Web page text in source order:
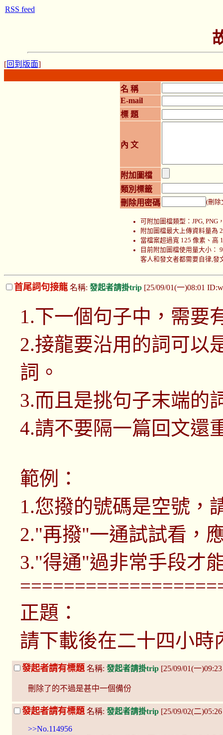
[回到版面]
名 稱
E-mail
標 題
內 文
附加圖檔
類別標籤
刪除用密碼
(刪除
可附加圖檔類型：JPG, PNG
附加圖檔最大上傳資料量為
當檔案超過寬 125 像素、高
目前附加圖檔使用量大小：
客人和發文者都需要自律,發
首尾詞句接龍 名稱: 發起者請掛trip [25/09/01(一)08:01
1.下一個句子中，需要
2.接龍要沿用的詞可以
詞。
3.而且是挑句子末端的
4.請不要隔一篇回文還
範例：
1.您撥的號碼是空號，
2."再撥"一通試試看，
3."得通"過非常手段才
正題：
請下載後在二十四小時
發起者請有標題 名稱: 發起者請掛trip [25/09/01(一
刪除了的不過是甚中一個備份
發起者請有標題 名稱: 發起者請掛trip [25/09/02(二
>>No.114956
RSS feed